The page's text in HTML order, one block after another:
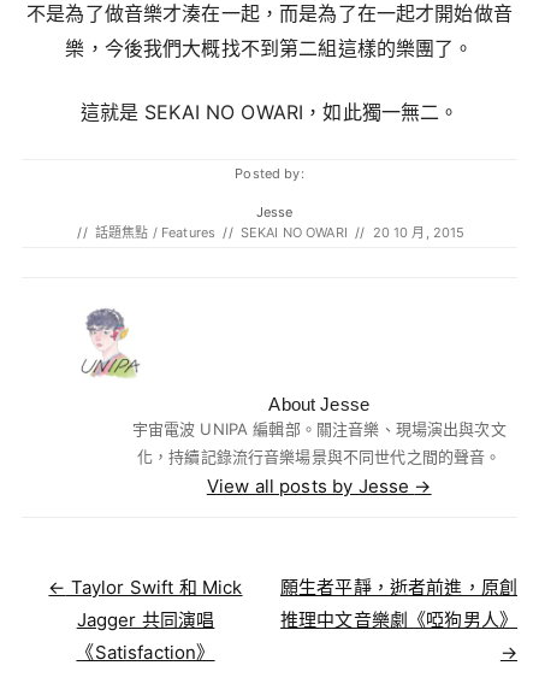
不是為了做音樂才湊在一起，而是為了在一起才開始做音
樂，今後我們大概找不到第二組這樣的樂團了。
這就是 SEKAI NO OWARI，如此獨一無二。
Posted by:
Jesse
// 話題焦點 / Features // SEKAI NO OWARI // 20 10 月, 2015
About Jesse
宇宙電波 UNIPA 編輯部。關注音樂、現場演出與次文
化，持續記錄流行音樂場景與不同世代之間的聲音。
View all posts by Jesse →
Post navigation
← Taylor Swift 和 Mick
Jagger 共同演唱
《Satisfaction》
願生者平靜，逝者前進，原創
推理中文音樂劇《啞狗男人》
→